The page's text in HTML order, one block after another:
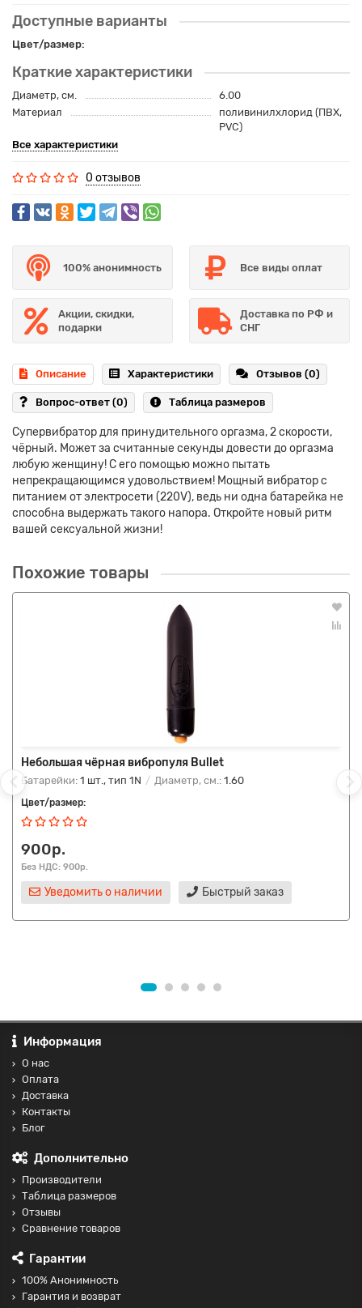
Доступные варианты
Цвет/размер:
Краткие характеристики
Диаметр, см.
6.00
Материал
поливинилхлорид (ПВХ,
PVC)
Все характеристики
0 отзывов
100% анонимность Все виды оплат
Акции, скидки,
подарки
Доставка по РФ и
СНГ
Описание Характеристики Отзывов (0)
Вопрос-ответ (0) Таблица размеров
Супервибратор для принудительного оргазма, 2 скорости,
чёрный. Может за считанные секунды довести до оргазма
любую женщину! С его помощью можно пытать
непрекращающимся удовольствием! Мощный вибратор с
питанием от электросети (220V), ведь ни одна батарейка не
способна выдержать такого напора. Откройте новый ритм
вашей сексуальной жизни!
Похожие товары
Небольшая чёрная вибропуля Bullet
Батарейки: 1 шт., тип 1N Диаметр, см.: 1.60
Цвет/размер:
900р.
Без НДС: 900р.
Уведомить о наличии Быстрый заказ
Информация
О нас
Оплата
Доставка
Контакты
Блог
Дополнительно
Производители
Таблица размеров
Отзывы
Сравнение товаров
Гарантии
100% Анонимность
Гарантия и возврат